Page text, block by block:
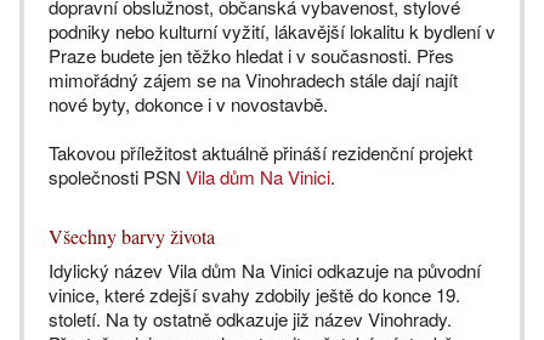
dopravní obslužnost, občanská vybavenost, stylové
podniky nebo kulturní vyžití, lákavější lokalitu k bydlení v
Praze budete jen těžko hledat i v současnosti. Přes
mimořádný zájem se na Vinohradech stále dají najít
nové byty, dokonce i v novostavbě.
Takovou příležitost aktuálně přináší rezidenční projekt
společnosti PSN Vila dům Na Vinici.
Všechny barvy života
Idylický název Vila dům Na Vinici odkazuje na původní
vinice, které zdejší svahy zdobily ještě do konce 19.
století. Na ty ostatně odkazuje již název Vinohrady.